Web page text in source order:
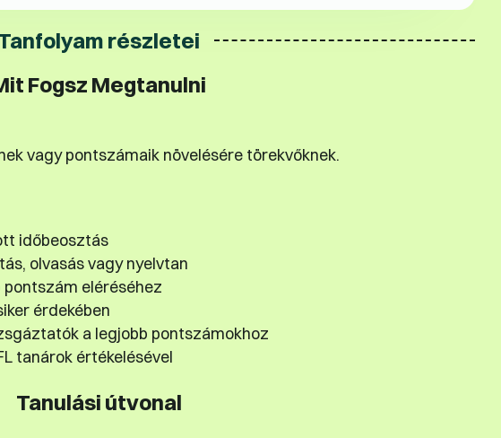
részletei
Fogsz Megtanulni
vagy pontszámaik növelésére törekvőknek.
időbeosztás
olvasás vagy nyelvtan
eléréséhez
érdekében
a legjobb pontszámokhoz
tanárok értékelésével
Tanulási útvonal